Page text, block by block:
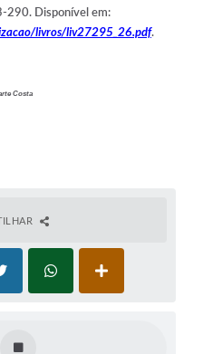
290. Disponível em:
livros/liv27295_26.pdf.
Costa